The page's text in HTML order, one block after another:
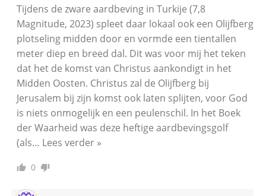
Tijdens de zware aardbeving in Turkije (7,8
Magnitude, 2023) spleet daar lokaal ook een Olijfberg
plotseling midden door en vormde een tientallen
meter diep en breed dal. Dit was voor mij het teken
dat het de komst van Christus aankondigt in het
Midden Oosten. Christus zal de Olijfberg bij
Jerusalem bij zijn komst ook laten splijten, voor God
is niets onmogelijk en een peulenschil. In het Boek
der Waarheid was deze heftige aardbevingsgolf
(als… Lees verder »
0